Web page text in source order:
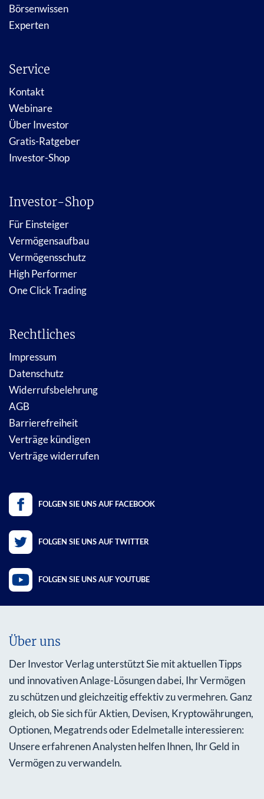
Börsenwissen
Experten
Service
Kontakt
Webinare
Über Investor
Gratis-Ratgeber
Investor-Shop
Investor-Shop
Für Einsteiger
Vermögensaufbau
Vermögensschutz
High Performer
One Click Trading
Rechtliches
Impressum
Datenschutz
Widerrufsbelehrung
AGB
Barrierefreiheit
Verträge kündigen
Verträge widerrufen
FOLGEN SIE UNS AUF FACEBOOK
FOLGEN SIE UNS AUF TWITTER
FOLGEN SIE UNS AUF YOUTUBE
Über uns
Der Investor Verlag unterstützt Sie mit aktuellen Tipps
und innovativen Anlage-Lösungen dabei, Ihr Vermögen
zu schützen und gleichzeitig effektiv zu vermehren. Ganz
gleich, ob Sie sich für Aktien, Devisen, Kryptowährungen,
Optionen, Megatrends oder Edelmetalle interessieren:
Unsere erfahrenen Analysten helfen Ihnen, Ihr Geld in
Vermögen zu verwandeln.